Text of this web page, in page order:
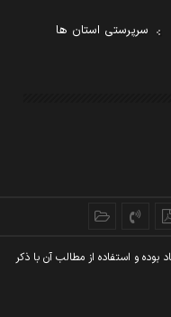
سرپرستی استان ها
و استفاده از مطالب آن با ذکر